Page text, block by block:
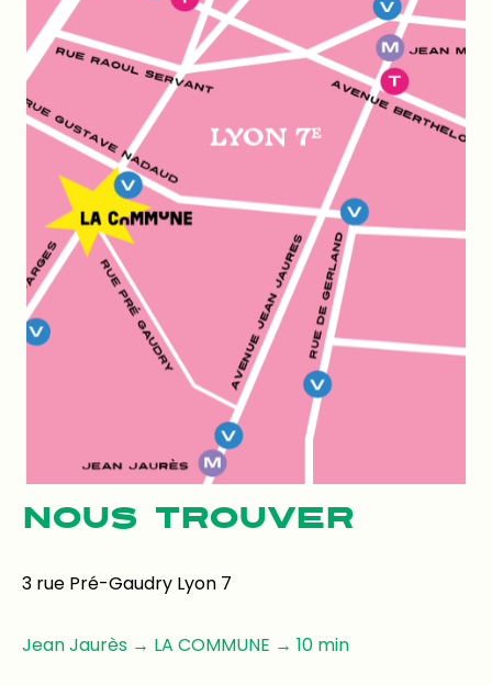
NOUS TROUVER
3 rue Pré-Gaudry Lyon 7
Jean Jaurès → LA COMMUNE → 10 min